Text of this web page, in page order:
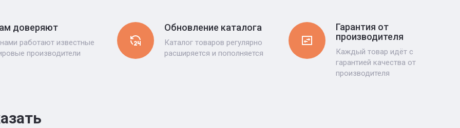
доверяют
работают известные
производители
Обновление каталога
Каталог товаров регулярно
расширяется и пополняется
Гарантия от
производителя
Каждый товар идёт с
гарантией качества от
производителя